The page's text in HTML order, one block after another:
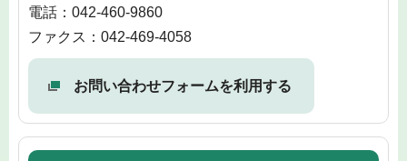
電話：042-460-9860
ファクス：042-469-4058
お問い合わせフォームを利用する